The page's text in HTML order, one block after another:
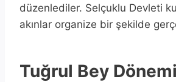
düzenlediler. Selçuklu Devleti
akınlar organize bir şekilde
Tuğrul Bey